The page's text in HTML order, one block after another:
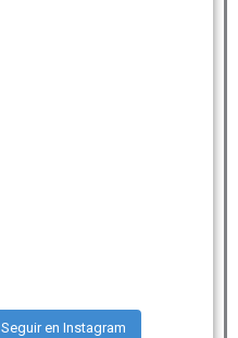
Seguir en Instagram